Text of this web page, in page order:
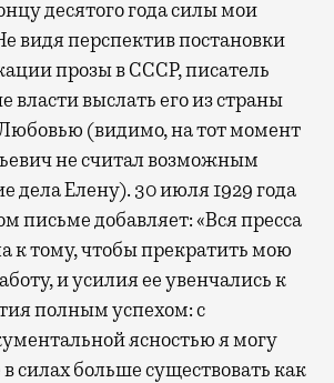
десятого года силы мои
видя перспектив постановки
прозы в СССР, писатель
власти выслать его из страны
(видимо, на тот момент
не считал возможным
дела Елену). 30 июля 1929 года
письме добавляет: «Вся пресса
к тому, чтобы прекратить мою
и усилия ее увенчались к
полным успехом: с
ясностью я могу
в силах больше существовать как